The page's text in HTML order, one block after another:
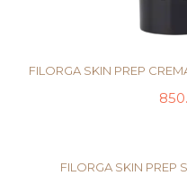
FILORGA SKIN PREP
FILORGA SKIN PREP